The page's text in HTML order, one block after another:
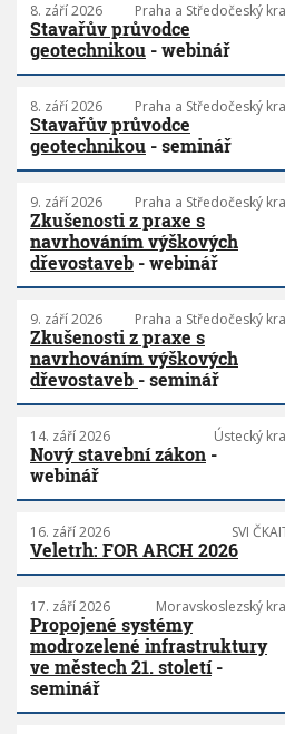
8. září 2026 Praha a Středočeský
Stavařův průvodce
geotechnikou - webinář
8. září 2026 Praha a Středočeský
Stavařův průvodce
geotechnikou - seminář
9. září 2026 Praha a Středočeský
Zkušenosti z praxe s
navrhováním výškových
dřevostaveb - webinář
9. září 2026 Praha a Středočeský
Zkušenosti z praxe s
navrhováním výškových
dřevostaveb - seminář
14. září 2026 Ústecký
Nový stavební zákon -
webinář
16. září 2026 SVI
Veletrh: FOR ARCH 2026
17. září 2026 Moravskoslezský
Propojené systémy
modrozelené infrastruktury
ve městech 21. století-
seminář